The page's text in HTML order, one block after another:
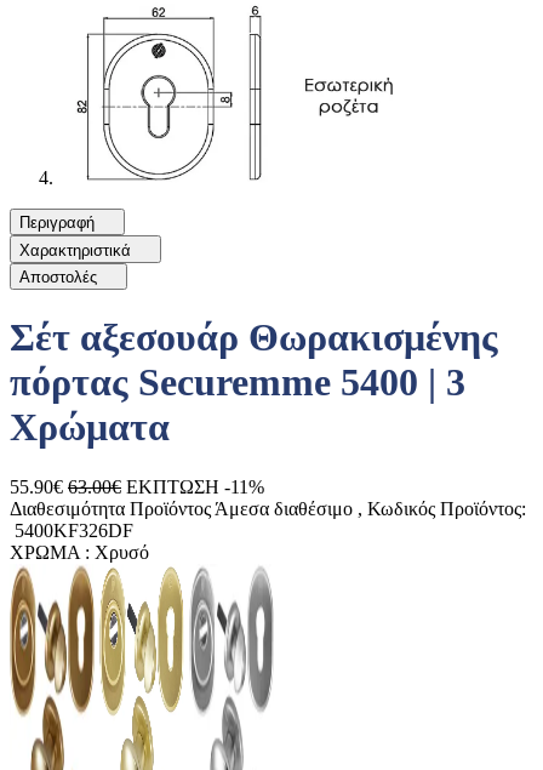
Περιγραφή
Χαρακτηριστικά
Αποστολές
Σέτ αξεσουάρ Θωρακισμένης
πόρτας Securemme 5400 | 3
Χρώματα
55.90€ 63.00€ ΕΚΠΤΩΣΗ -11%
Διαθεσιμότητα Προϊόντος Άμεσα διαθέσιμο , Κωδικός Προϊόντος:
5400KF326DF
ΧΡΩΜΑ : Χρυσό